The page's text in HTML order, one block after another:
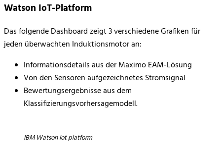
Watson IoT-Platform
Das folgende Dashboard zeigt 3 verschiedene Grafiken für
jeden überwachten Induktionsmotor an:
Informationsdetails aus der Maximo EAM-Lösung
Von den Sensoren aufgezeichnetes Stromsignal
Bewertungsergebnisse aus dem
Klassifizierungsvorhersagemodell.
IBM Watson Iot platform